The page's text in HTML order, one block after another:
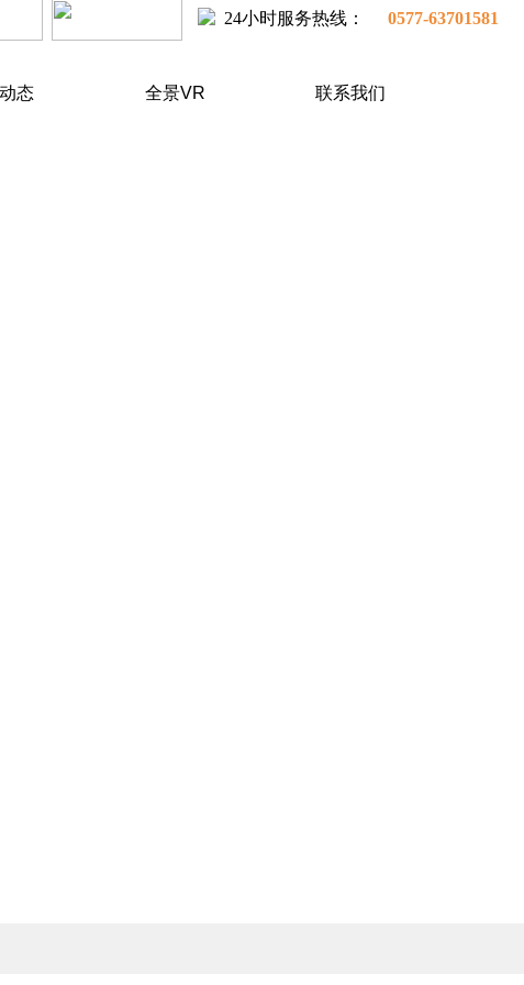
24小时服务热线： 0577-63701581
态 全景VR 联系我们